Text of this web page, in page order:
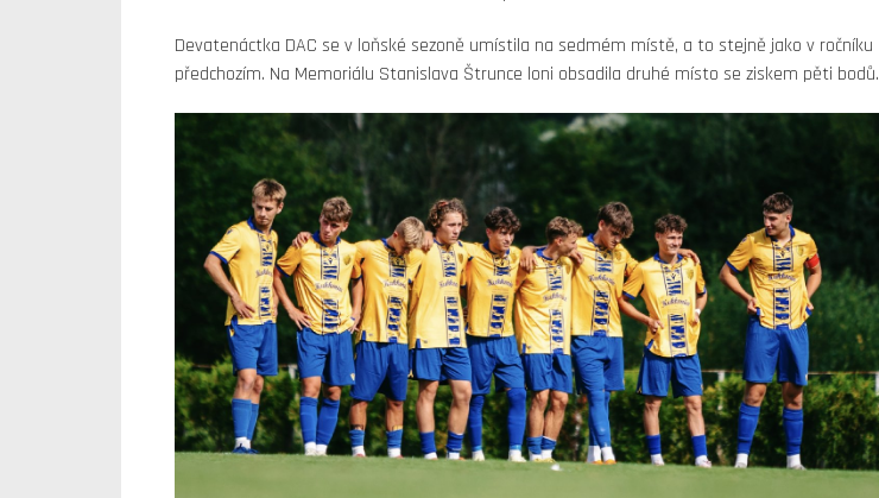
Devatenáctka DAC se v loňské sezoně umístila na sedmém místě, a to stejně jako v ročníku
předchozím. Na Memoriálu Stanislava Štrunce loni obsadila druhé místo se ziskem pěti bodů.